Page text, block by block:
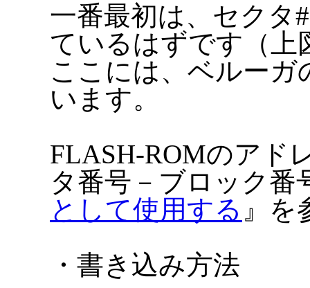
一番最初は、セクタ
ているはずです（上
ここには、ベルー
います。
FLASH-ROMのアド
タ番号－ブロック番
として使用する 』を
・書き込み方法